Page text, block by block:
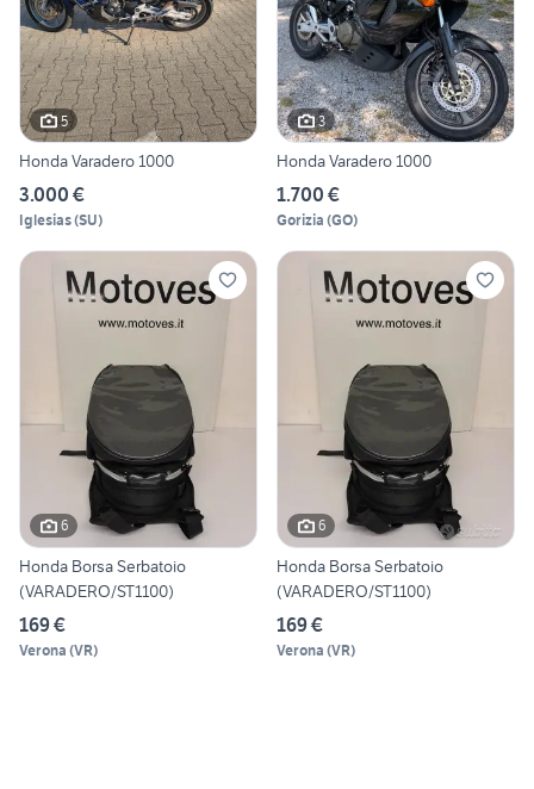
5
Honda Varadero 1000
3.000 €
Iglesias(SU)
3
Honda Varadero 1000
1.700 €
Gorizia (GO)
6
Honda Borsa Serbatoio
(VARADERO/ST1100)
169 €
Verona (VR)
6
Honda Borsa Serbatoio
(VARADERO/ST1100)
169 €
Verona (VR)